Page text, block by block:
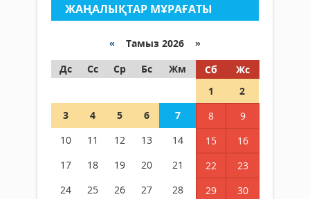
ЖАҢАЛЫҚТАР МҰРАҒАТЫ
« Тамыз 2026 »
Дс
Сс Ср Бс Жм Сб
Жс
1
2
3
4 5 6 7 8
9
10
11 12 13 14 15
16
17
18 19 20 21 22
23
24
25 26 27 28 29
30